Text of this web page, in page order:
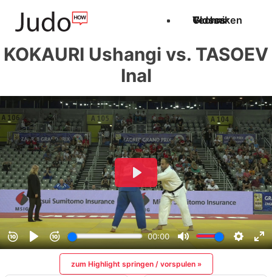
Techniken
Videos
Glossar
KOKAURI Ushangi vs. TASOEV
Inal
zum Highlight springen / vorspulen »